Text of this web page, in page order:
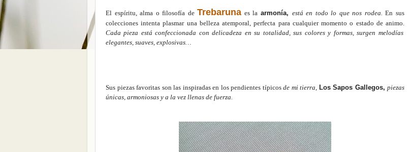
El espíritu, alma o filosofía de Trebaruna es laarmonía, está en todo lo que nos rodea.En sus
colecciones intenta plasmar una belleza atemporal, perfecta para cualquier momento o estado de animo.
Cada pieza está confeccionada con delicadeza en su totalidad, sus colores y formas, surgen melodías
elegantes, suaves, explosivas…
Sus piezas favoritas son las inspiradas en los pendientes típicos de mi tierra, Los Sapos Gallegos, piezas
únicas, armoniosas y a la vez llenas de fuerza.